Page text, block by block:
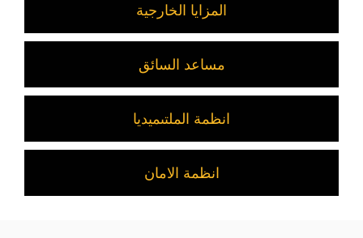
المزايا الخارجية
مساعد السائق
انظمة الملتىميديا
انظمة الامان